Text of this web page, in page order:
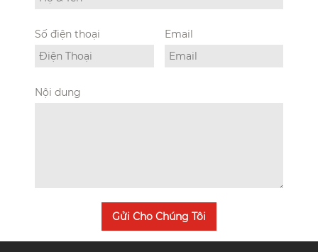
Số điện thoại Email
Nội dung
Gửi Cho Chúng Tôi